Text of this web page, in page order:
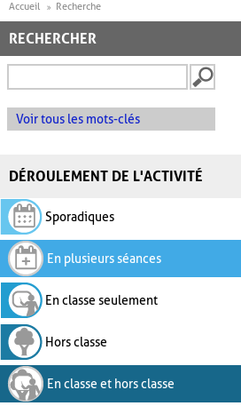
Accueil Recherche
RECHERCHER
Voir tous les mots-clés
DÉROULEMENT DE L'ACTIVITÉ
Sporadiques
En plusieurs séances
En classe seulement
Hors classe
En classe et hors classe